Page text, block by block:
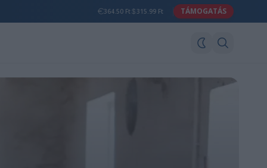
364.50 Ft 315.99 Ft TÁMOGATÁS